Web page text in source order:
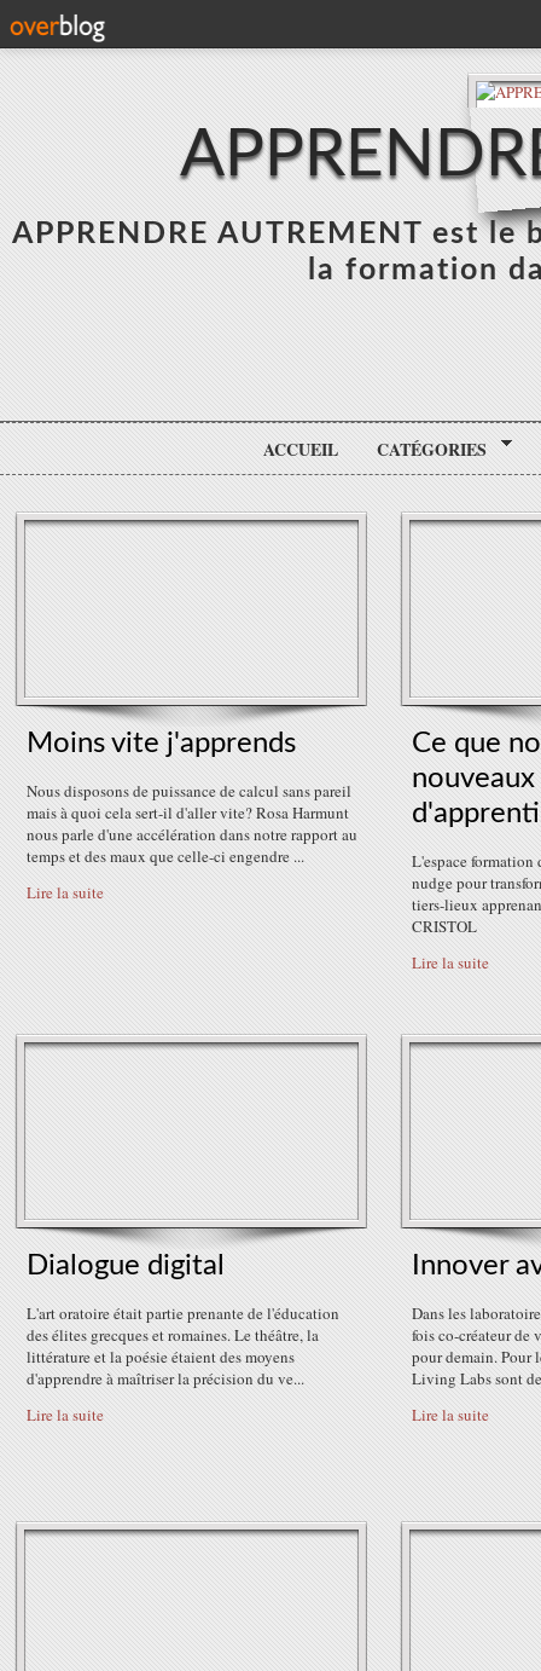
APPRENDRE AUTREMENT est
la formation
ACCUEIL CATÉGORIES
Moins vite j'apprends
Nous disposons de puissance de calcul sans pareil
mais à quoi cela sert-il d'aller vite? Rosa Harmunt
nous parle d'une accélération dans notre rapport au
temps et des maux que celle-ci engendre ...
Lire la suite
Ce que
nouveaux
L'espace
nudge pour
tiers-lieux
CRISTOL
Lire la suite
Dialogue digital
L'art oratoire était partie prenante de l'éducation
des élites grecques et romaines. Le théâtre, la
littérature et la poésie étaient des moyens
d'apprendre à maîtriser la précision du ve...
Lire la suite
Innover
Dans les
fois co-créateur de
pour demain. Pour
Living Labs sont
Lire la suite